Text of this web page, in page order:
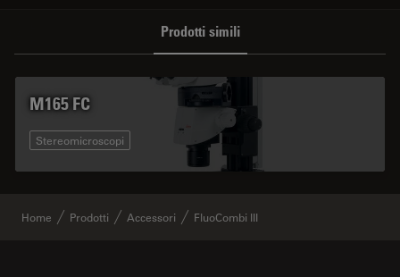
Prodotti simili
M165 FC
Stereomicroscopi
Home Prodotti Accessori FluoCombi III